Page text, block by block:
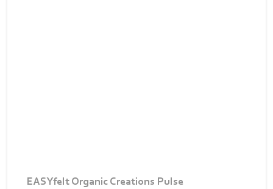
EASYfelt Organic Creations Pulse